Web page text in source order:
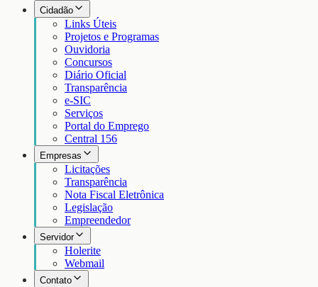
Cidadão
Links Úteis
Projetos e Programas
Ouvidoria
Concursos
Diário Oficial
Transparência
e-SIC
Serviços
Portal do Emprego
Central 156
Empresas
Licitações
Transparência
Nota Fiscal Eletrônica
Legislação
Empreendedor
Servidor
Holerite
Webmail
Contato